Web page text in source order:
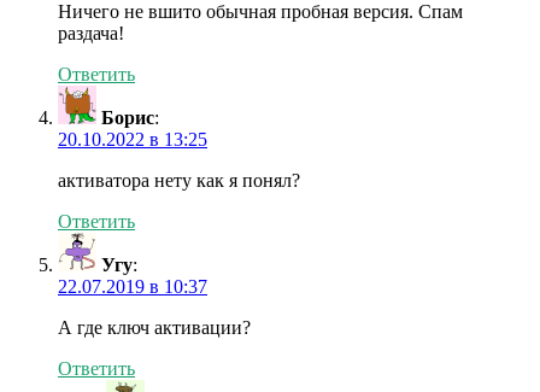
Ничего не вшито обычная пробная версия. Спам
раздача!
Ответить
Борис:
20.10.2022 в 13:25
активатора нету как я понял?
Ответить
Угу:
22.07.2019 в 10:37
А где ключ активации?
Ответить